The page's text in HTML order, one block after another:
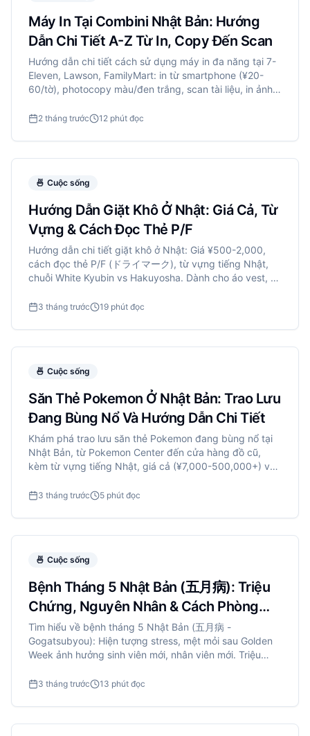
Máy In Tại Combini Nhật Bản: Hướng
Dẫn Chi Tiết A-Z Từ In, Copy Đến Scan
Hướng dẫn chi tiết cách sử dụng máy in đa năng tại 7-
Eleven, Lawson, FamilyMart: in từ smartphone (¥20-
60/tờ), photocopy màu/đen trắng, scan tài liệu, in ảnh,
tiết kiệm.
2 tháng trước 12 phút đọc
🍜 Cuộc sống
Hướng Dẫn Giặt Khô Ở Nhật: Giá Cả, Từ
Vựng & Cách Đọc Thẻ P/F
Hướng dẫn chi tiết giặt khô ở Nhật: Giá ¥500-2,000,
cách đọc thẻ P/F (ドライマーク), từ vựng tiếng Nhật,
chuỗi White Kyubin vs Hakuyosha. Dành cho áo vest, áo
3 tháng trước 19 phút đọc
🍜 Cuộc sống
Săn Thẻ Pokemon Ở Nhật Bản: Trao Lưu
Đang Bùng Nổ Và Hướng Dẫn Chi Tiết
Khám phá trao lưu săn thẻ Pokemon đang bùng nổ tại
Nhật Bản, từ Pokemon Center đến cửa hàng đồ cũ,
kèm từ vựng tiếng Nhật, giá cả (¥7,000-500,000+) và
3 tháng trước 5 phút đọc
🍜 Cuộc sống
Bệnh Tháng 5 Nhật Bản (五月病): Triệu
Chứng, Nguyên Nhân & Cách Phòng
Tránh
Tìm hiểu về bệnh tháng 5 Nhật Bản (五月病 -
Gogatsubyou): Hiện tượng stress, mệt mỏi sau Golden
Week ảnh hưởng sinh viên mới, nhân viên mới. Triệu
3 tháng trước 13 phút đọc